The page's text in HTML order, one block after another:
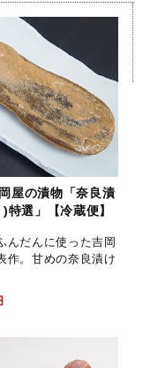
屋の漬物「奈良漬
特選」【冷蔵便】
んだんに使った吉岡
作。甘めの奈良漬け